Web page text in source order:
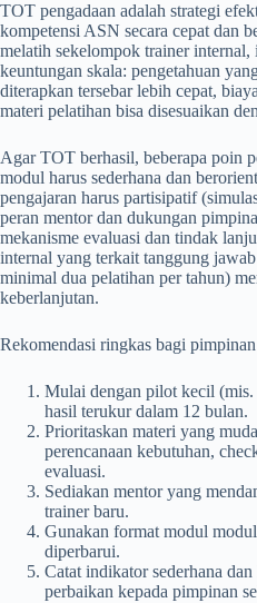
TOT pengadaan adalah strategi
kompetensi ASN secara cepat dan
melatih sekelompok trainer internal,
keuntungan skala: pengetahuan
diterapkan tersebar lebih cepat,
materi pelatihan bisa disesuaikan
Agar TOT berhasil, beberapa poin
modul harus sederhana dan
pengajaran harus partisipatif
peran mentor dan dukungan
mekanisme evaluasi dan tindak
internal yang terkait tanggung
minimal dua pelatihan per tahun)
keberlanjutan.
Rekomendasi ringkas bagi
Mulai dengan pilot kecil (mis.
hasil terukur dalam 12 bulan.
Prioritaskan materi yang
perencanaan kebutuhan,
evaluasi.
Sediakan mentor yang
trainer baru.
Gunakan format modul
diperbarui.
Catat indikator sederhana
perbaikan kepada pimpinan